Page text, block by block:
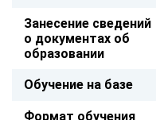
Занесение сведений
о документах об
образовании
Обучение на базе
Формат обучения